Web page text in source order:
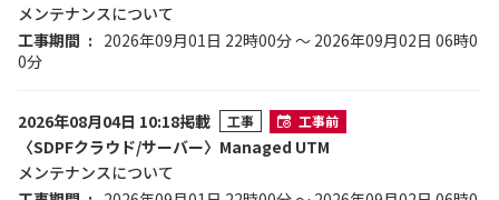
メンテナンスについて
工事期間
2026年09月01日 22時00分 ～ 2026年09月02日 06時0
0分
2026年08月04日 10:18掲載 工事 工事前
〈SDPFクラウド/サーバー〉Managed UTM
メンテナンスについて